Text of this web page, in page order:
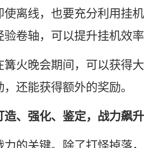
使离线，也要充分利用挂
验卷轴，可以提升挂机效
篝火晚会期间，可以获得
还能获得额外的奖励。
造、强化、鉴定，战力飙升
力的关键。除了打怪掉落